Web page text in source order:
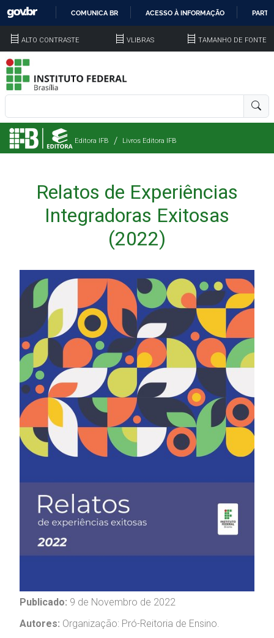
COMUNICA BR ACESSO À INFORMAÇÃO
ALTO CONTRASTE VLIBRAS TAMANHO DE FONTE
Editora IFB Livros Editora IFB
Relatos de Experiências
Integradoras Exitosas
(2022)
Publicado: 9 de Novembro de 2022
Autores: Organização: Pró-Reitoria de Ensino.